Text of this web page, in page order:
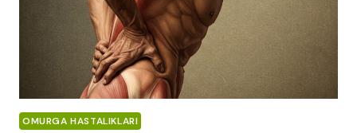
KAPSAMLI
VE
DETAYLI
KILAVUZ
OMURGA HASTALIKLARI